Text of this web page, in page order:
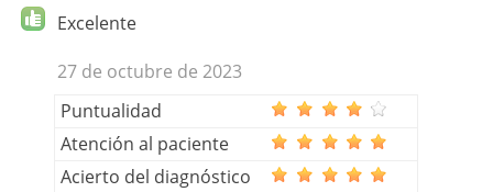
Excelente
27 de octubre de 2023
Puntualidad
Atención al paciente
Acierto del diagnóstico